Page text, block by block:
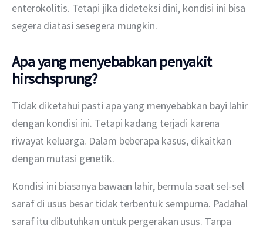
enterokolitis. Tetapi jika dideteksi dini, kondisi ini bisa
segera diatasi sesegera mungkin.
Apa yang menyebabkan penyakit
hirschsprung?
Tidak diketahui pasti apa yang menyebabkan bayi lahir
dengan kondisi ini. Tetapi kadang terjadi karena
riwayat keluarga. Dalam beberapa kasus, dikaitkan
dengan mutasi genetik.
Kondisi ini biasanya bawaan lahir, bermula saat sel-sel
saraf di usus besar tidak terbentuk sempurna. Padahal
saraf itu dibutuhkan untuk pergerakan usus. Tanpa